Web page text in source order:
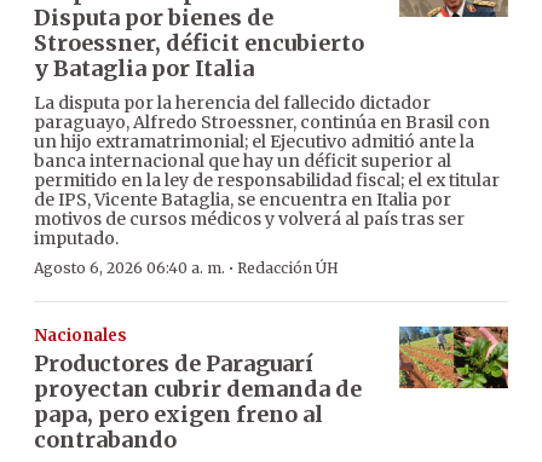
Disputa por bienes de
Stroessner, déficit encubierto
y Bataglia por Italia
La disputa por la herencia del fallecido dictador
paraguayo, Alfredo Stroessner, continúa en Brasil con
un hijo extramatrimonial; el Ejecutivo admitió ante la
banca internacional que hay un déficit superior al
permitido en la ley de responsabilidad fiscal; el ex titular
de IPS, Vicente Bataglia, se encuentra en Italia por
motivos de cursos médicos y volverá al país tras ser
imputado.
Agosto 6, 2026 06:40 a. m. · Redacción ÚH
Nacionales
Productores de Paraguarí
proyectan cubrir demanda de
papa, pero exigen freno al
contrabando